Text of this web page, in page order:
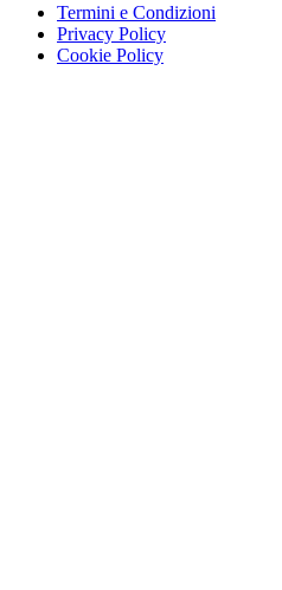
Termini e Condizioni
Privacy Policy
Cookie Policy